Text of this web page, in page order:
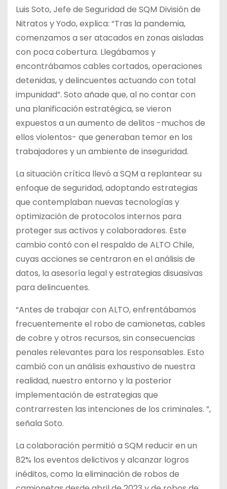
Luis Soto, Jefe de Seguridad de SQM División de
Nitratos y Yodo, explica: “Tras la pandemia,
comenzamos a ser atacados en zonas aisladas
con poca cobertura. Llegábamos y
encontrábamos cables cortados, operaciones
detenidas, y delincuentes actuando con total
impunidad”. Soto añade que, al no contar con
una planificación estratégica, se vieron
expuestos a un aumento de delitos -muchos de
ellos violentos- que generaban temor en los
trabajadores y un ambiente de inseguridad.
La situación crítica llevó a SQM a replantear su
enfoque de seguridad, adoptando estrategias
que contemplaban nuevas tecnologías y
optimización de protocolos internos para
proteger sus activos y colaboradores. Este
cambio contó con el respaldo de ALTO Chile,
cuyas acciones se centraron en el análisis de
datos, la asesoría legal y estrategias disuasivas
para delincuentes.
“Antes de trabajar con ALTO, enfrentábamos
frecuentemente el robo de camionetas, cables
de cobre y otros recursos, sin consecuencias
penales relevantes para los responsables. Esto
cambió con un análisis exhaustivo de nuestra
realidad, nuestro entorno y la posterior
implementación de estrategias que
contrarresten las intenciones de los criminales. ”,
señala Soto.
La colaboración permitió a SQM reducir en un
82% los eventos delictivos y alcanzar logros
inéditos, como la eliminación de robos de